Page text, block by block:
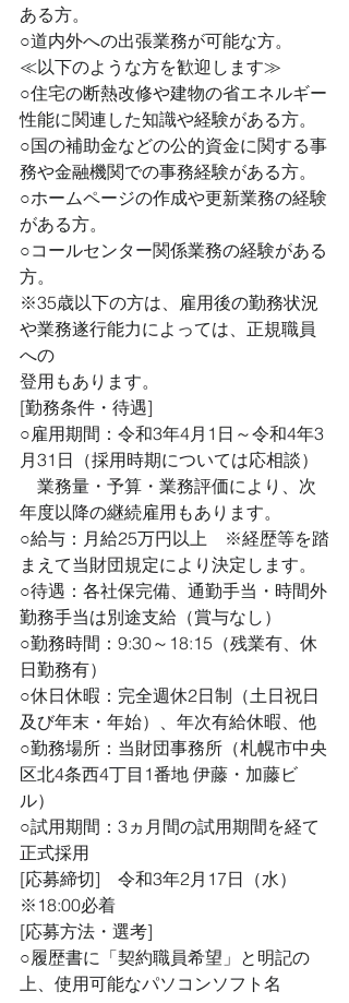
ある方。
○道内外への出張業務が可能な方。
≪以下のような方を歓迎します≫
○住宅の断熱改修や建物の省エネルギー
性能に関連した知識や経験がある方。
○国の補助金などの公的資金に関する事
務や金融機関での事務経験がある方。
○ホームページの作成や更新業務の経験
がある方。
○コールセンター関係業務の経験がある
方。
※35歳以下の方は、雇用後の勤務状況
や業務遂行能力によっては、正規職員
への
登用もあります。
[勤務条件・待遇]
○雇用期間：令和3年4月1日～令和4年3
月31日（採用時期については応相談）
業務量・予算・業務評価により、次
年度以降の継続雇用もあります。
○給与：月給25万円以上　※経歴等を踏
まえて当財団規定により決定します。
○待遇：各社保完備、通勤手当・時間外
勤務手当は別途支給（賞与なし）
○勤務時間：9:30～18:15（残業有、休
日勤務有）
○休日休暇：完全週休2日制（土日祝日
及び年末・年始）、年次有給休暇、他
○勤務場所：当財団事務所（札幌市中央
区北4条西4丁目1番地 伊藤・加藤ビ
ル）
○試用期間：3ヵ月間の試用期間を経て
正式採用
[応募締切]　令和3年2月17日（水）
※18:00必着
[応募方法・選考]
○履歴書に「契約職員希望」と明記の
上、使用可能なパソコンソフト名